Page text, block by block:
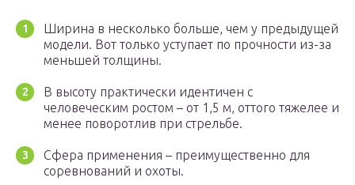
Ширина в несколько больше, чем у предыдущей
модели. Вот только уступает по прочности из-за
меньшей толщины.
В высоту практически идентичен с
человеческим ростом – от 1,5 м, оттого тяжелее и
менее поворотлив при стрельбе.
Сфера применения – преимущественно для
соревнований и охоты.